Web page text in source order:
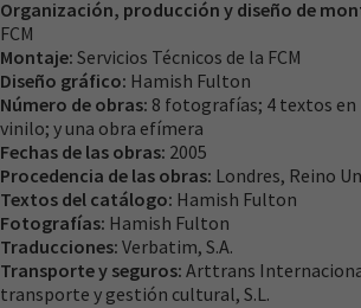
Organización, producción y diseño de
FCM
Montaje: Servicios Técnicos de la FCM
Diseño gráfico: Hamish Fulton
Número de obras: 8 fotografías; 4 textos en
vinilo; y una obra efímera
Fechas de las obras: 2005
Procedencia de las obras: Londres, Reino
Textos del catálogo: Hamish Fulton
Fotografías: Hamish Fulton
Traducciones: Verbatim, S.A.
Transporte y seguros: Arttrans
transporte y gestión cultural, S.L.
funcione
visita. Si